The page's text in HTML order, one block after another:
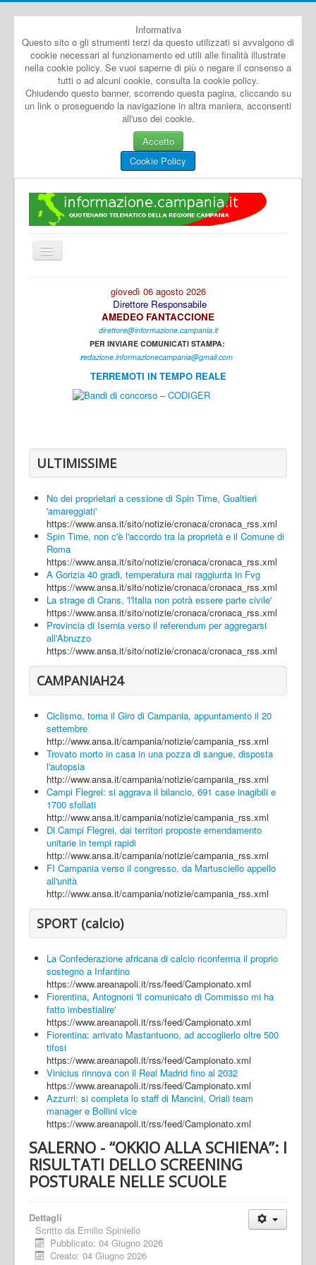
Informativa
Questo sito o gli strumenti terzi da questo utilizzati si avvalgono di
cookie necessari al funzionamento ed utili alle finalità illustrate
nella cookie policy. Se vuoi saperne di più o negare il consenso a
tutti o ad alcuni cookie, consulta la cookie policy.
Chiudendo questo banner, scorrendo questa pagina, cliccando su
un link o proseguendo la navigazione in altra maniera, acconsenti
all'uso dei cookie.
Accetto
Cookie Policy
Cambia
navigazione
Caserta
Napoli
Salerno
Login
giovedì 06 agosto 2026
Direttore Responsabile
AMEDEO FANTACCIONE
direttore@informazione.campania.it
PER INVIARE COMUNICATI STAMPA:
redazione.informazionecampania@gmail.com
TERREMOTI IN TEMPO REALE
ULTIMISSIME
No dei proprietari a cessione di Spin Time, Gualtieri
'amareggiati'
https://www.ansa.it/sito/notizie/cronaca/cronaca_rss.xml
Spin Time, non c'è l'accordo tra la proprietà e il Comune di
Roma
https://www.ansa.it/sito/notizie/cronaca/cronaca_rss.xml
A Gorizia 40 gradi, temperatura mai raggiunta in Fvg
https://www.ansa.it/sito/notizie/cronaca/cronaca_rss.xml
La strage di Crans, 'l'Italia non potrà essere parte civile'
https://www.ansa.it/sito/notizie/cronaca/cronaca_rss.xml
Provincia di Isernia verso il referendum per aggregarsi
all'Abruzzo
https://www.ansa.it/sito/notizie/cronaca/cronaca_rss.xml
CAMPANIAH24
Ciclismo, torna il Giro di Campania, appuntamento il 20
settembre
http://www.ansa.it/campania/notizie/campania_rss.xml
Trovato morto in casa in una pozza di sangue, disposta
l'autopsia
http://www.ansa.it/campania/notizie/campania_rss.xml
Campi Flegrei: si aggrava il bilancio, 691 case inagibili e
1700 sfollati
http://www.ansa.it/campania/notizie/campania_rss.xml
Dl Campi Flegrei, dai territori proposte emendamento
unitarie in tempi rapidi
http://www.ansa.it/campania/notizie/campania_rss.xml
FI Campania verso il congresso, da Martusciello appello
all'unità
http://www.ansa.it/campania/notizie/campania_rss.xml
SPORT (calcio)
La Confederazione africana di calcio riconferma il proprio
sostegno a Infantino
https://www.areanapoli.it/rss/feed/Campionato.xml
Fiorentina, Antognoni 'il comunicato di Commisso mi ha
fatto imbestialire'
https://www.areanapoli.it/rss/feed/Campionato.xml
Fiorentina: arrivato Mastantuono, ad accoglierlo oltre 500
tifosi
https://www.areanapoli.it/rss/feed/Campionato.xml
Vinicius rinnova con il Real Madrid fino al 2032
https://www.areanapoli.it/rss/feed/Campionato.xml
Azzurri: si completa lo staff di Mancini, Oriali team
manager e Bollini vice
https://www.areanapoli.it/rss/feed/Campionato.xml
SALERNO - “OKKIO ALLA SCHIENA”: I
RISULTATI DELLO SCREENING
POSTURALE NELLE SCUOLE
Dettagli
Scritto da Emilio Spiniello
Pubblicato: 04 Giugno 2026
Creato: 04 Giugno 2026